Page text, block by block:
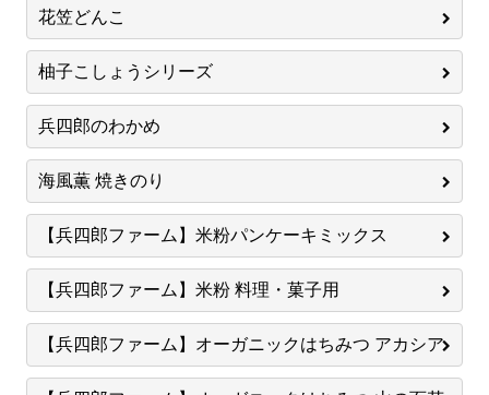
花笠どんこ
柚子こしょうシリーズ
兵四郎のわかめ
海風薫 焼きのり
【兵四郎ファーム】米粉パンケーキミックス
【兵四郎ファーム】米粉 料理・菓子用
【兵四郎ファーム】オーガニックはちみつ アカシア